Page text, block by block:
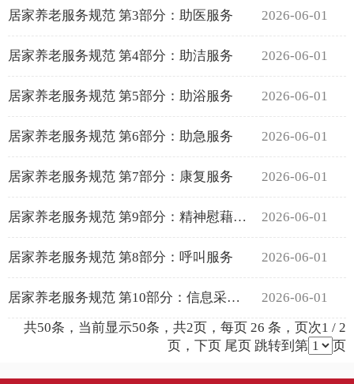
居家养老服务规范 第3部分：助医服务 2026-06-01
居家养老服务规范 第4部分：助洁服务 2026-06-01
居家养老服务规范 第5部分：助浴服务 2026-06-01
居家养老服务规范 第6部分：助急服务 2026-06-01
居家养老服务规范 第7部分：康复服务 2026-06-01
居家养老服务规范 第9部分：精神慰藉服务 2026-06-01
居家养老服务规范 第8部分：呼叫服务 2026-06-01
居家养老服务规范 第10部分：信息采集与档案管理
2026-06-01
共50条，当前显示50条，共2页，每页 26 条，页次1 / 2
页， 下页 尾页 跳转到第 页